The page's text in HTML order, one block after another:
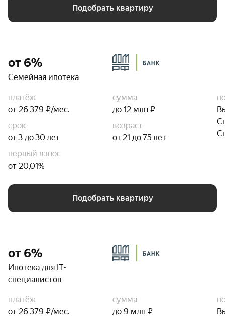
Подобрать квартиру
от 6%
Семейная ипотека
платёж
от 26 379 ₽/мес.
сумма
до 12 млн ₽
срок
от 3 до 30 лет
возраст
от 21 до 75 лет
первый взнос
от 20,01%
Подобрать квартиру
от 6%
Ипотека для IT-
специалистов
платёж
от 26 379 ₽/мес.
сумма
до 9 млн ₽